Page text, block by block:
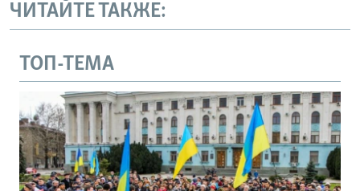
ЧИТАЙТЕ ТАКЖЕ:
ТОП-ТЕМА